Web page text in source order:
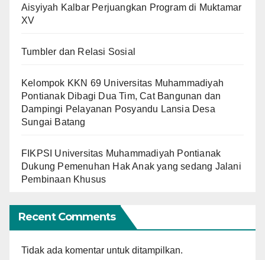
Aisyiyah Kalbar Perjuangkan Program di Muktamar
XV
Tumbler dan Relasi Sosial
Kelompok KKN 69 Universitas Muhammadiyah
Pontianak Dibagi Dua Tim, Cat Bangunan dan
Dampingi Pelayanan Posyandu Lansia Desa
Sungai Batang
FIKPSI Universitas Muhammadiyah Pontianak
Dukung Pemenuhan Hak Anak yang sedang Jalani
Pembinaan Khusus
Recent Comments
Tidak ada komentar untuk ditampilkan.